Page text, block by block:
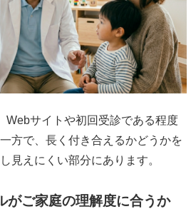
Webサイトや初回受診である程度
方で、長く付き合えるかどうかを
見えにくい部分にあります。
がご家庭の理解度に合うか